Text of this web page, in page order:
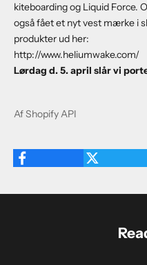
kiteboarding og Liquid Force.
også fået et nyt vest mærke i
produkter ud her:
http://www.heliumwake.com/
Lørdag d. 5. april slår vi
Af Shopify API